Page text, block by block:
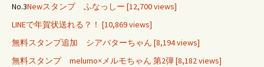
No.3Newスタンプ ふなっしー [12,700 views]
LINEで年賀状送れる？！ [10,869 views]
無料スタンプ追加 シアバターちゃん [8,194 views]
無料スタンプ melumo×メルモちゃん 第2弾[8,182 views]